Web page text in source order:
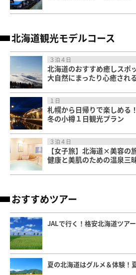
北海道観光モデルコース
３泊４日
北海道のおすすめ癒しスポ
大自然にまったり心癒され
１日
札幌から日帰りで楽しめる！
冬の小樽１日観光プラン
３泊４日
【女子旅】北海道×美容の
健康と美肌のための温泉三
おすすめツアー
JALで行く！格安北海道ツアー
夏の北海道はグルメ＆体験！